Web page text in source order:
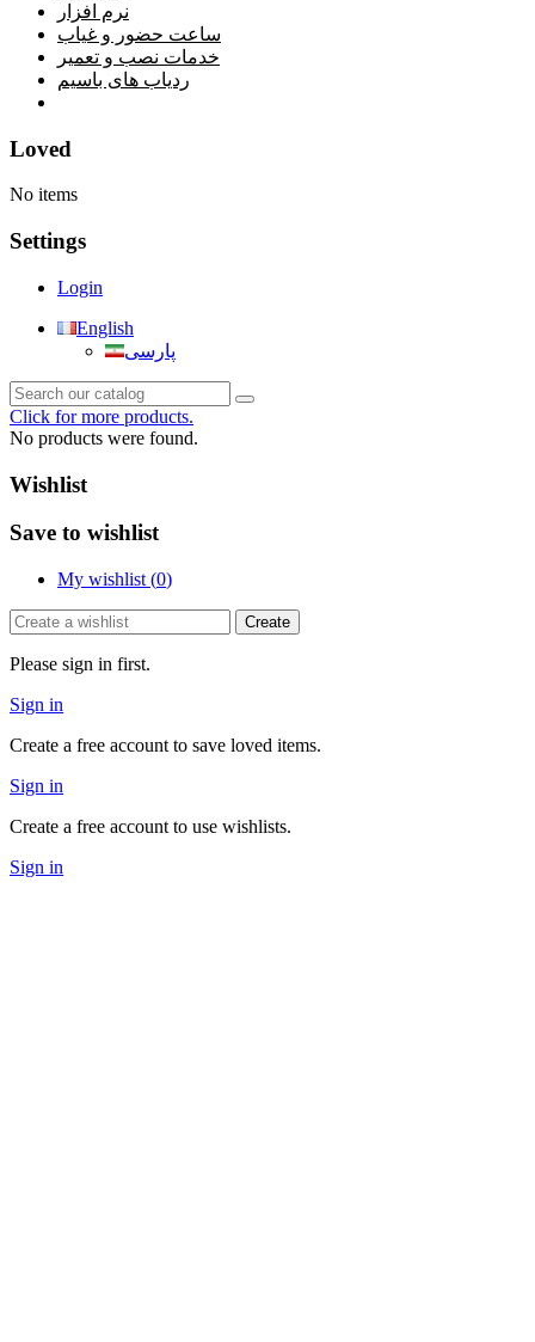
نرم افزار
ساعت حضور و غیاب
خدمات نصب و تعمیر
ردیاب های باسیم
Loved
No items
Settings
Login
English
پارسی
Click for more products.
No products were found.
Wishlist
Save to wishlist
My wishlist (0)
Create
Please sign in first.
Sign in
Create a free account to save loved items.
Sign in
Create a free account to use wishlists.
Sign in